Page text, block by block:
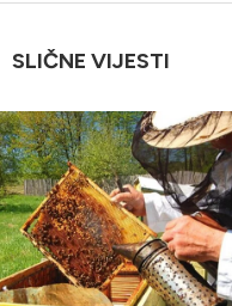
SLIČNE VIJESTI